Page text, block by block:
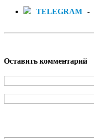
TELEGRAM -
Оставить комментарий